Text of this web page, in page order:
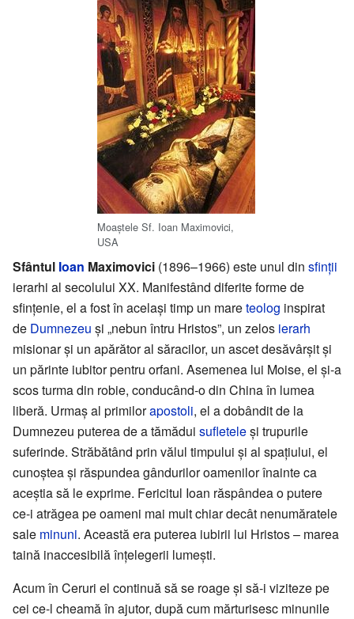
Moaștele Sf. Ioan Maximovici,
USA
Sfântul Ioan Maximovici (1896–1966) este unul din sfinții
ierarhi al secolului XX. Manifestând diferite forme de
sfințenie, el a fost în același timp un mareteolog inspirat
de Dumnezeu și „nebun întru Hristos”, un zelos ierarh
misionar și un apărător al săracilor, un ascet desăvârșit și
un părinte iubitor pentru orfani. Asemenea lui Moise, el și-a
scos turma din robie, conducând-o din China în lumea
liberă. Urmaș al primilorapostoli, el a dobândit de la
Dumnezeu puterea de a tămădui sufleteleși trupurile
suferinde. Străbătând prin vălul timpului și al spațiului, el
cunoștea și răspundea gândurilor oamenilor înainte ca
aceștia să le exprime. Fericitul Ioan răspândea o putere
ce-i atrăgea pe oameni mai mult chiar decât nenumăratele
sale minuni. Această era puterea iubirii lui Hristos – marea
taină inaccesibilă înțelegerii lumești.
Acum în Ceruri el continuă să se roage și să-i viziteze pe
cei ce-l cheamă în ajutor, după cum mărturisesc minunile